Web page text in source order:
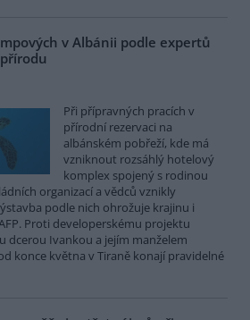
v Albánii podle expertů
Při přípravných pracích v
přírodní rezervaci na
albánském pobřeží, kde má
vzniknout rozsáhlý hotelový
komplex spojený s rodinou
organizací a vědců vznikly
podle nich ohrožuje krajinu i
Proti developerskému projektu
dcerou Ivankou a jejím manželem
konce května v Tiraně konají pravidelné